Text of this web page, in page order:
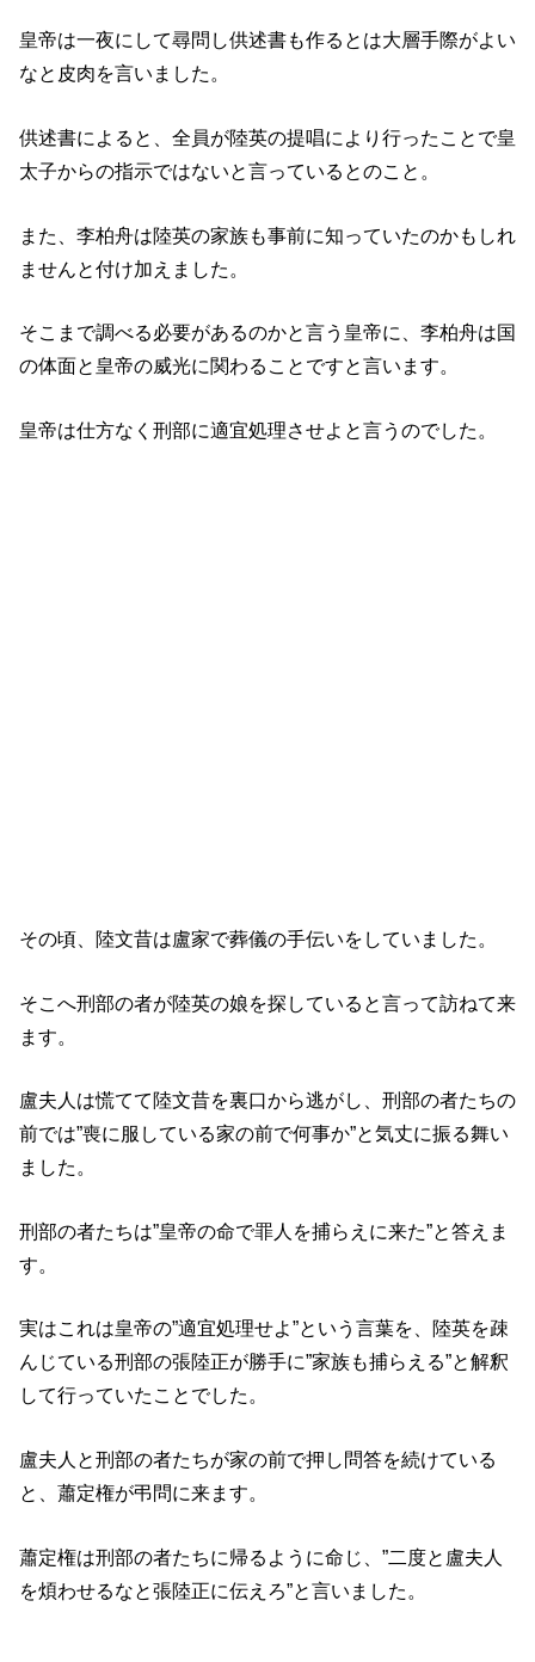
皇帝は一夜にして尋問し供述書も作るとは大層手際がよい
なと皮肉を言いました。
供述書によると、全員が陸英の提唱により行ったことで皇
太子からの指示ではないと言っているとのこと。
また、李柏舟は陸英の家族も事前に知っていたのかもしれ
ませんと付け加えました。
そこまで調べる必要があるのかと言う皇帝に、李柏舟は国
の体面と皇帝の威光に関わることですと言います。
皇帝は仕方なく刑部に適宜処理させよと言うのでした。
その頃、陸文昔は盧家で葬儀の手伝いをしていました。
そこへ刑部の者が陸英の娘を探していると言って訪ねて来
ます。
盧夫人は慌てて陸文昔を裏口から逃がし、刑部の者たちの
前では”喪に服している家の前で何事か”と気丈に振る舞い
ました。
刑部の者たちは”皇帝の命で罪人を捕らえに来た”と答えま
す。
実はこれは皇帝の”適宜処理せよ”という言葉を、陸英を疎
んじている刑部の張陸正が勝手に”家族も捕らえる”と解釈
して行っていたことでした。
盧夫人と刑部の者たちが家の前で押し問答を続けている
と、蕭定権が弔問に来ます。
蕭定権は刑部の者たちに帰るように命じ、”二度と盧夫人
を煩わせるなと張陸正に伝えろ”と言いました。